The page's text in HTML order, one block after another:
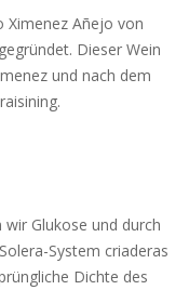
Ximenez Añejo von
Dieser Wein
und nach dem
Glukose und durch
System criaderas
Dichte des